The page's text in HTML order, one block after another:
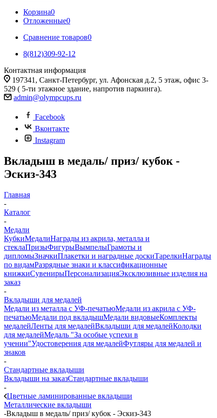
Корзина0
Отложенные0
Сравнение товаров0
8(812)309-92-12
Контактная информация
197341, Санкт-Петербург, ул. Афонская д.2, 5 этаж, офис 3-
529 ( 5-ти этажное здание, напротив паркинга).
admin@olympcups.ru
Facebook
Вконтакте
Instagram
Вкладыш в медаль/ приз/ кубок -
Эскиз-343
Главная
-
Каталог
-
Медали
КубкиМедалиНаграды из акрила, металла и
стеклаПризыФигурыВымпелыГрамоты и
дипломыЗначкиПлакетки и наградные доскиТарелкиНаграды
по видамРазрядные знаки и классификационные
книжкиСувенирыПерсонализацияЭксклюзивные изделия на
заказ
-
Вкладыши для медалей
Медали из металла с УФ-печатьюМедали из акрила с УФ-
печатьюМедали под вкладышМедали видовыеКомплекты
медалейЛенты для медалейВкладыши для медалейКолодки
для медалейМедаль "За особые успехи в
учении"Удостоверения для медалейФутляры для медалей и
знаков
-
Стандартные вкладыши
Вкладыши на заказСтандартные вкладыши
-
Цветные ламинированные вкладыши
Металлические вкладыши
-Вкладыш в медаль/ приз/ кубок - Эскиз-343